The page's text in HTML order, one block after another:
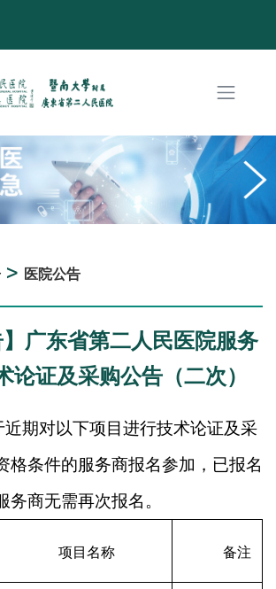
> 医院公告
】广东省第二人民医院服务
论证及采购公告（二次）
近期对以下项目进行技术论证及采
格条件的服务商报名参加 ， 已报名
务商无需再次报名 。
项目名称 备注